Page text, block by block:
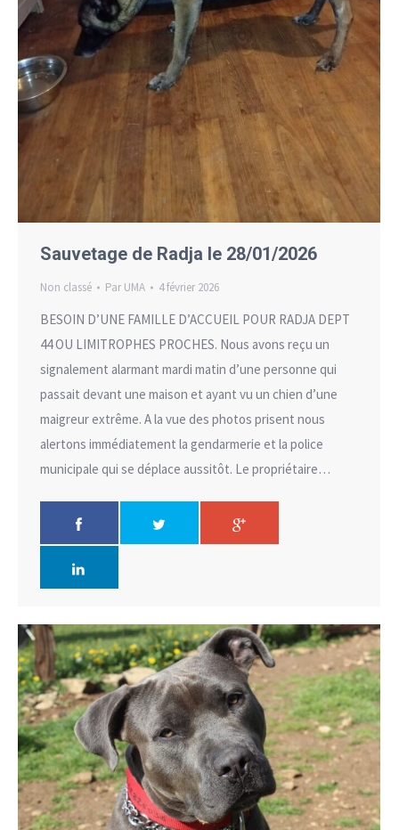
Sauvetage de Radja le 28/01/2026
Non classé Par UMA 4 février 2026
BESOIN D’UNE FAMILLE D’ACCUEIL POUR RADJA DEPT
44 OU LIMITROPHES PROCHES. Nous avons reçu un
signalement alarmant mardi matin d’une personne qui
passait devant une maison et ayant vu un chien d’une
maigreur extrême. A la vue des photos prisent nous
alertons immédiatement la gendarmerie et la police
municipale qui se déplace aussitôt. Le propriétaire…